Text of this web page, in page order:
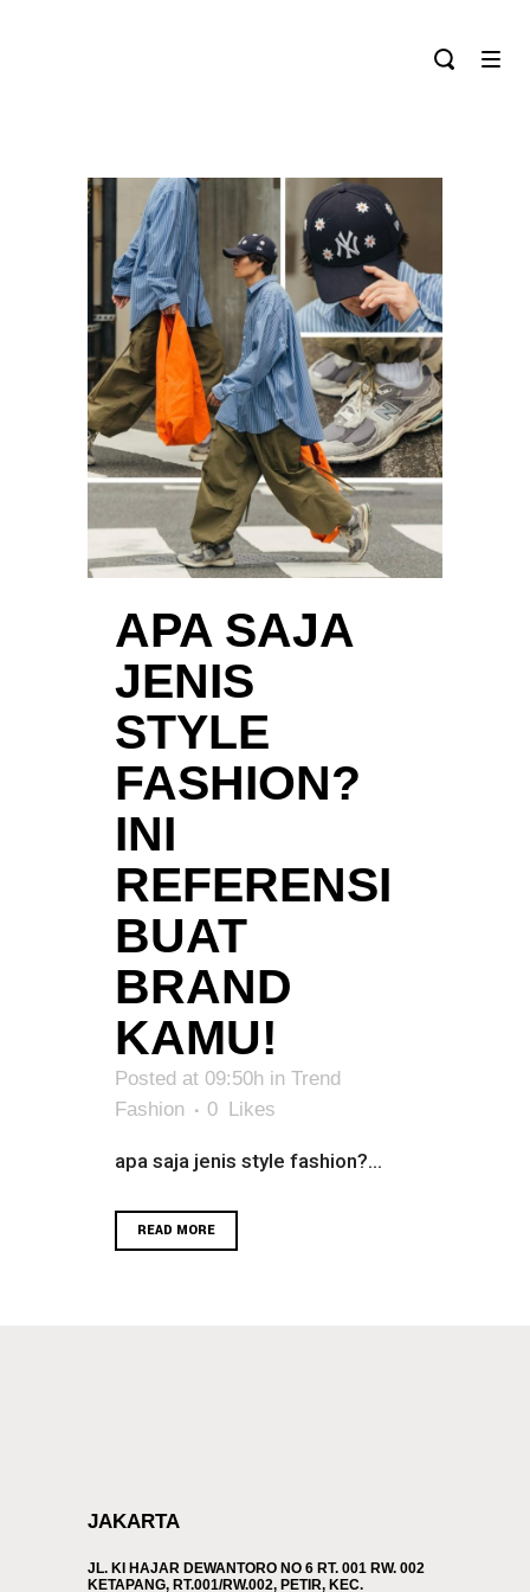
APA SAJA
JENIS
STYLE
FASHION?
INI
REFERENSI
BUAT
BRAND
KAMU!
Posted at 09:50h in Trend
Fashion
0 Likes
apa saja jenis style fashion?...
READ MORE
JAKARTA
JL. KI HAJAR DEWANTORO NO 6 RT. 001 RW. 002
KETAPANG, RT.001/RW.002, PETIR, KEC.